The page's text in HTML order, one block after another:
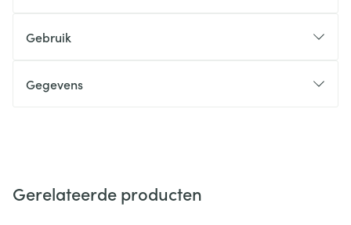
Gebruik
Gegevens
Gerelateerde producten